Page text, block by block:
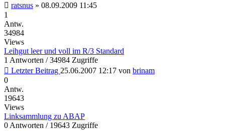
ratsnus » 08.09.2009 11:45
1
Antw.
34984
Views
Leihgut leer und voll im R/3 Standard
1 Antworten / 34984 Zugriffe
Letzter Beitrag 25.06.2007 12:17 von brinam
0
Antw.
19643
Views
Linksammlung zu ABAP
0 Antworten / 19643 Zugriffe